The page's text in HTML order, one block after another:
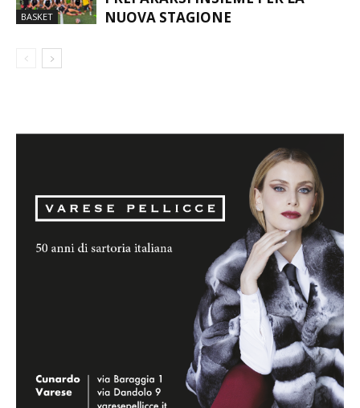
BASKET
NUOVA STAGIONE